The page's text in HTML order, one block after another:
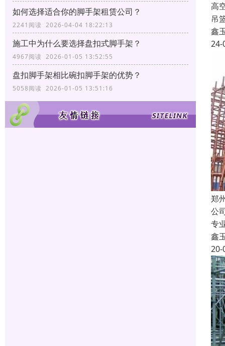
如何选择适合你的脚手架租赁公司？
2241阅读 2026-04-04 18:22:13
施工中为什么要选择盘扣式脚手架？
4967阅读 2026-01-05 13:52:55
盘扣脚手架相比碗扣脚手架的优势？
5058阅读 2026-01-05 13:51:16
高
吊
鑫
24-
郑
公
专
鑫
20-